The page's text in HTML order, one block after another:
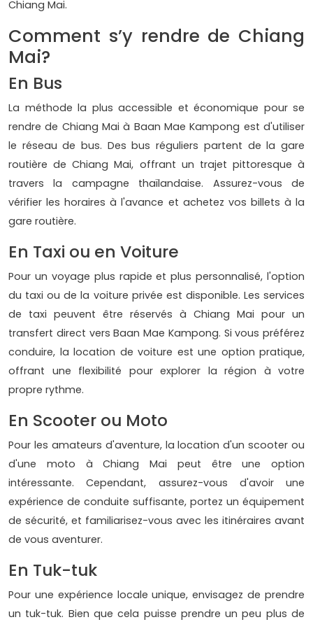
Chiang Mai.
Comment s’y rendre de Chiang
Mai?
En Bus
La méthode la plus accessible et économique pour se
rendre de Chiang Mai à Baan Mae Kampong est d'utiliser
le réseau de bus. Des bus réguliers partent de la gare
routière de Chiang Mai, offrant un trajet pittoresque à
travers la campagne thaïlandaise. Assurez-vous de
vérifier les horaires à l'avance et achetez vos billets à la
gare routière.
En Taxi ou en Voiture
Pour un voyage plus rapide et plus personnalisé, l'option
du taxi ou de la voiture privée est disponible. Les services
de taxi peuvent être réservés à Chiang Mai pour un
transfert direct vers Baan Mae Kampong. Si vous préférez
conduire, la location de voiture est une option pratique,
offrant une flexibilité pour explorer la région à votre
propre rythme.
En Scooter ou Moto
Pour les amateurs d'aventure, la location d'un scooter ou
d'une moto à Chiang Mai peut être une option
intéressante. Cependant, assurez-vous d'avoir une
expérience de conduite suffisante, portez un équipement
de sécurité, et familiarisez-vous avec les itinéraires avant
de vous aventurer.
En Tuk-tuk
Pour une expérience locale unique, envisagez de prendre
un tuk-tuk. Bien que cela puisse prendre un peu plus de